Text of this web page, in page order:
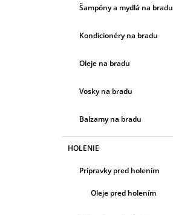
Šampóny a mydlá na bradu
Kondicionéry na bradu
Oleje na bradu
Vosky na bradu
Balzamy na bradu
HOLENIE
Prípravky pred holením
Oleje pred holením